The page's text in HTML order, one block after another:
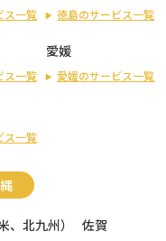
ス一覧 徳島のサービス一覧
ス一覧
愛媛
愛媛のサービス一覧
ス一覧
、 北九州） 佐賀